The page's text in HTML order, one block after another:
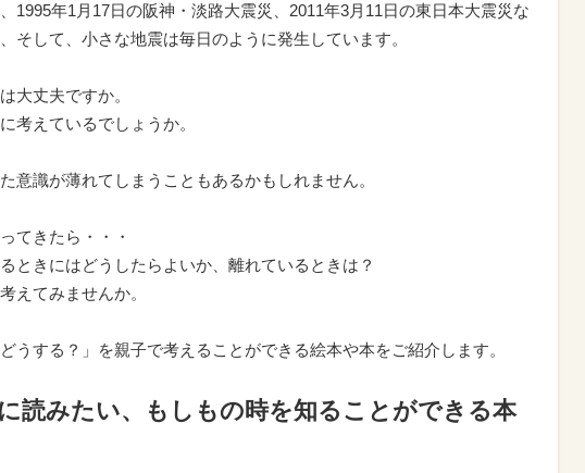
1995年1月17日の阪神・淡路大震災、2011年3月11日の東日本大震災な
そして、小さな地震は毎日のように発生しています。
大丈夫ですか。
考えているでしょうか。
意識が薄れてしまうこともあるかもしれません。
てきたら・・・
ときにはどうしたらよいか、離れているときは？
えてみませんか。
うする？」を親子で考えることができる絵本や本をご紹介します。
読みたい、もしもの時を知ることができる本